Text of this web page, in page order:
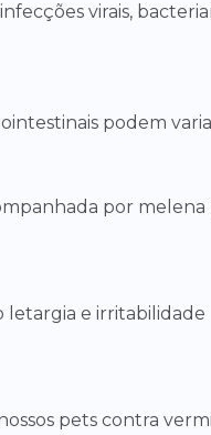
virais,
podem
por
e irritabilidade
pets contra